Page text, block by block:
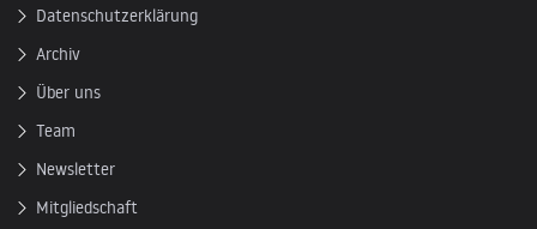
Datenschutzerklärung
Archiv
Über uns
Team
Newsletter
Mitgliedschaft